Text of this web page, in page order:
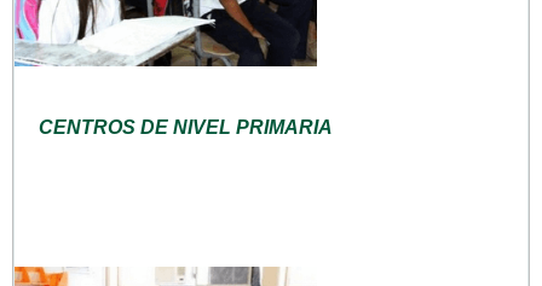
CENTROS DE NIVEL PRIMARIA